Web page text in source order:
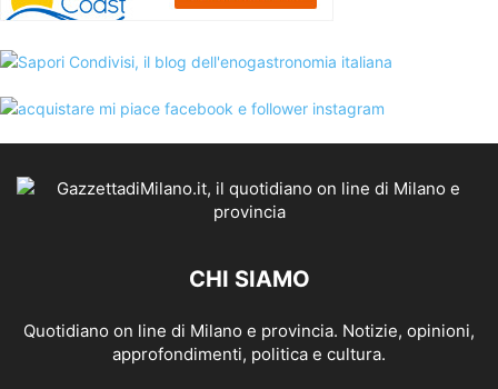
CHI SIAMO
Quotidiano on line di Milano e provincia. Notizie, opinioni,
approfondimenti, politica e cultura.